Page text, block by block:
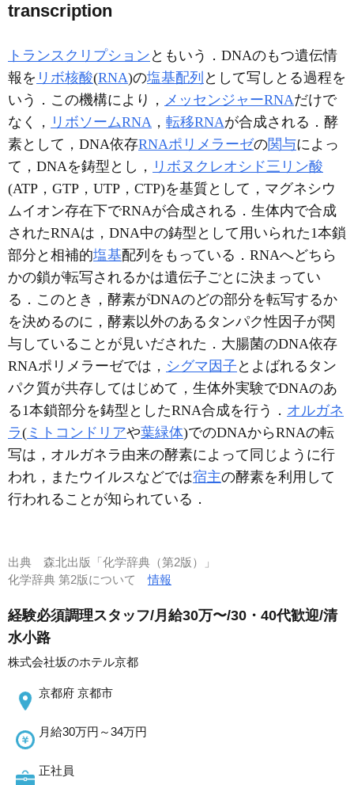
transcription
トランスクリプション ともいう．DNAのもつ遺伝情
報を リボ核酸(RNA)の塩基配列 として写しとる過程を
いう．この機構により， メッセンジャーRNAだけで
なく， リボソームRNA ， 転移RNAが合成される．酵
素として，DNA依存RNAポリメラーゼの関与によっ
て，DNAを鋳型とし， リボヌクレオシド三リン酸
(ATP，GTP，UTP，CTP)を基質として，マグネシウ
ムイオン存在下でRNAが合成される．生体内で合成
されたRNAは，DNA中の鋳型として用いられた1本鎖
部分と相補的塩基配列をもっている．RNAへどちら
かの鎖が転写されるかは遺伝子ごとに決まってい
る．このとき，酵素がDNAのどの部分を転写するか
を決めるのに，酵素以外のあるタンパク性因子が関
与していることが見いだされた．大腸菌のDNA依存
RNAポリメラーゼでは， シグマ因子 とよばれるタン
パク質が共存してはじめて，生体外実験でDNAのあ
る1本鎖部分を鋳型としたRNA合成を行う． オルガネ
ラ( ミトコンドリアや葉緑体)でのDNAからRNAの転
写は，オルガネラ由来の酵素によって同じように行
われ，またウイルスなどでは宿主の酵素を利用して
行われることが知られている．
出典 森北出版「化学辞典（第2版）」
化学辞典 第2版について情報
経験必須調理スタッフ/月給30万〜/30・40代歓迎/清
水小路
株式会社坂のホテル京都
京都府 京都市
月給30万円～34万円
正社員